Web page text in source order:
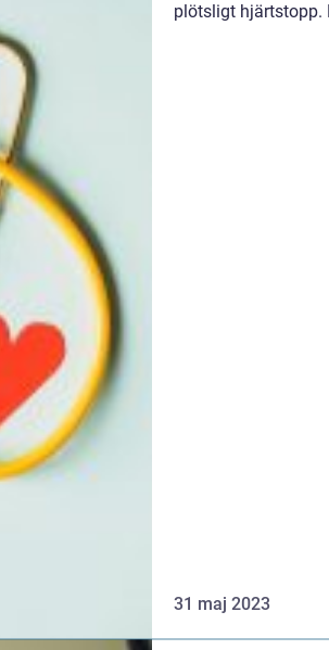
plötsligt hjärtstopp.
31 maj 2023